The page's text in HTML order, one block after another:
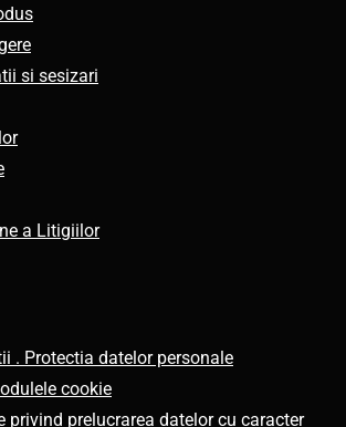
si sesizari
a Litigiilor
. Protectia datelor personale
cookie
privind prelucrarea datelor cu caracter